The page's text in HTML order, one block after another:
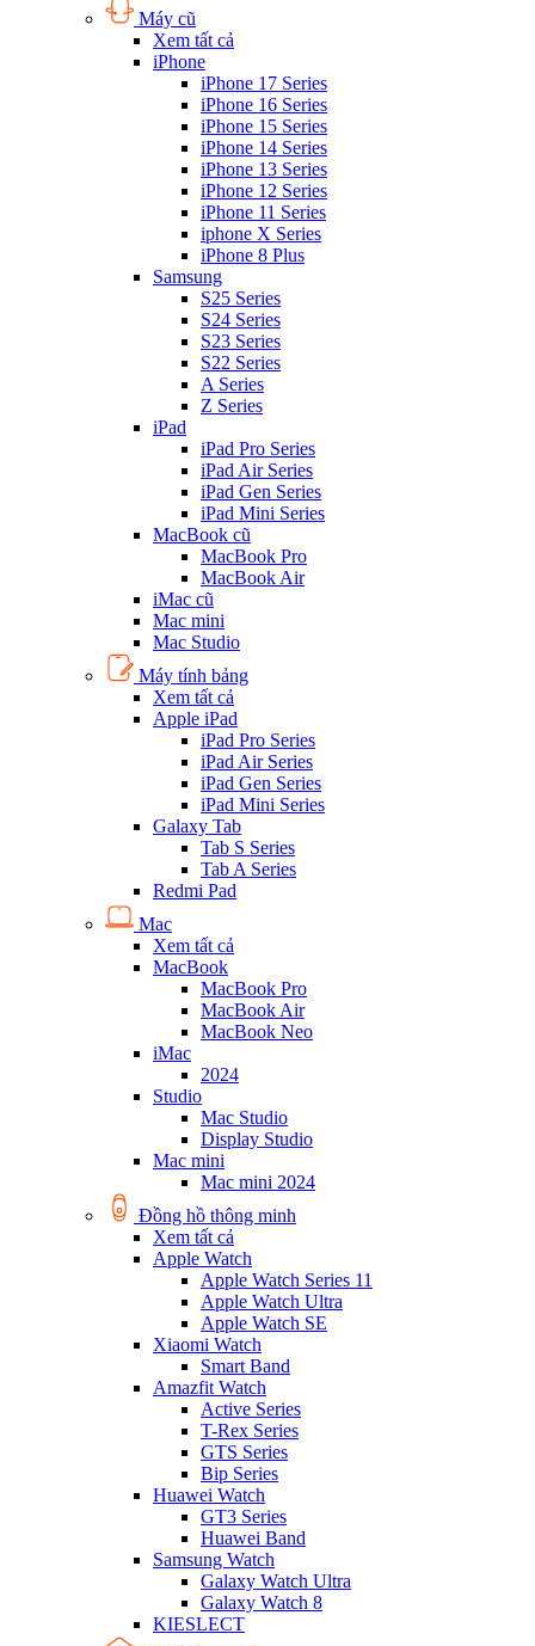
Máy cũ
Xem tất cả
iPhone
iPhone 17 Series
iPhone 16 Series
iPhone 15 Series
iPhone 14 Series
iPhone 13 Series
iPhone 12 Series
iPhone 11 Series
iphone X Series
iPhone 8 Plus
Samsung
S25 Series
S24 Series
S23 Series
S22 Series
A Series
Z Series
iPad
iPad Pro Series
iPad Air Series
iPad Gen Series
iPad Mini Series
MacBook cũ
MacBook Pro
MacBook Air
iMac cũ
Mac mini
Mac Studio
Máy tính bảng
Xem tất cả
Apple iPad
iPad Pro Series
iPad Air Series
iPad Gen Series
iPad Mini Series
Galaxy Tab
Tab S Series
Tab A Series
Redmi Pad
Mac
Xem tất cả
MacBook
MacBook Pro
MacBook Air
MacBook Neo
iMac
2024
Studio
Mac Studio
Display Studio
Mac mini
Mac mini 2024
Đồng hồ thông minh
Xem tất cả
Apple Watch
Apple Watch Series 11
Apple Watch Ultra
Apple Watch SE
Xiaomi Watch
Smart Band
Amazfit Watch
Active Series
T-Rex Series
GTS Series
Bip Series
Huawei Watch
GT3 Series
Huawei Band
Samsung Watch
Galaxy Watch Ultra
Galaxy Watch 8
KIESLECT